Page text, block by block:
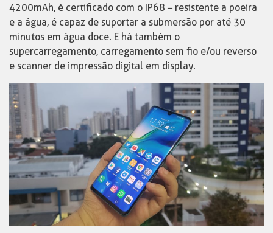
4200mAh, é certificado com o IP68 – resistente a poeira
e a água, é capaz de suportar a submersão por até 30
minutos em água doce. E há também o
supercarregamento, carregamento sem fio e/ou reverso
e scanner de impressão digital em display.